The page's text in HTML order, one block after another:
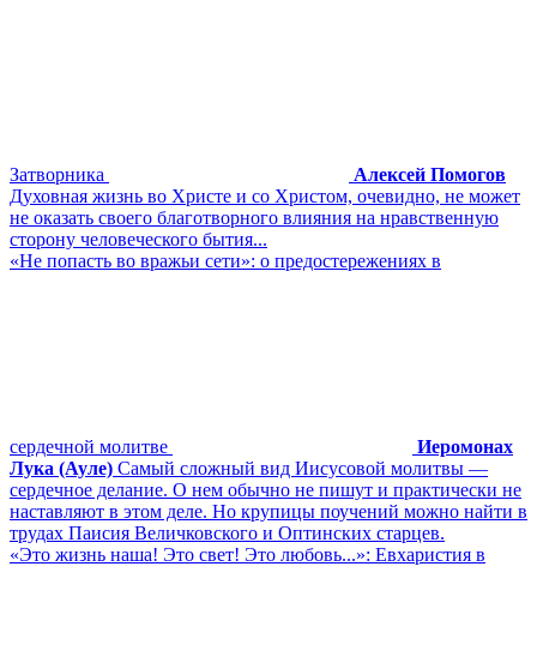
Затворника
Алексей Помогов
Духовная жизнь во Христе и со Христом, очевидно, не может
не оказать своего благотворного влияния на нравственную
сторону человеческого бытия...
«Не попасть во вражьи сети»: о предостережениях в
сердечной молитве
Иеромонах
Лука (Ауле) Самый сложный вид Иисусовой молитвы ―
сердечное делание. О нем обычно не пишут и практически не
наставляют в этом деле. Но крупицы поучений можно найти в
трудах Паисия Величковского и Оптинских старцев.
«Это жизнь наша! Это свет! Это любовь...»: Евхаристия в